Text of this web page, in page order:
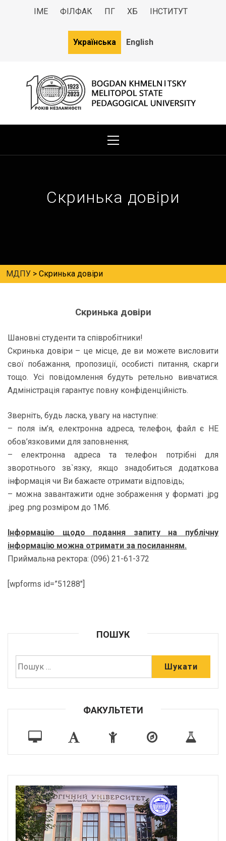
ІМЕ ФІЛФАК ПГ ХБ ІНСТИТУТ
Українська English
МДПУ
Скринька довіри
МДПУ > Скринька довіри
Скринька довіри
Шановні студенти та співробітники!
Скринька довіри – це місце, де ви можете висловити
свої побажання, пропозиції, особисті питання, скарги
тощо. Усі повідомлення будуть ретельно вивчатися.
Адміністрація гарантує повну конфіденційність.
Зверніть, будь ласка, увагу на наступне:
– поля ім’я, електронна адреса, телефон, файл є НЕ
обов’язковими для заповнення;
– електронна адреса та телефон потрібні для
зворотнього зв`язку, якщо знадобиться додаткова
інформація чи Ви бажаєте отримати відповідь;
– можна завантажити одне зображення у форматі .jpg
.jpeg .png розміром до 1Мб.
Інформацію щодо подання запиту на публічну
інформацію можна отримати за посиланням.
Приймальна ректора: (096) 21-61-372
[wpforms id=”51288″]
ПОШУК
ФАКУЛЬТЕТИ